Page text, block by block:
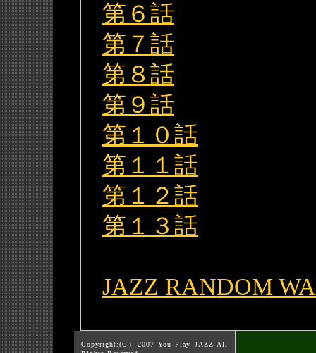
第６話
第７話
第８話
第９話
第１０話
第１１話
第１２話
第１３話
JAZZ RANDOM
Copyright:(C）2007 You Play JAZZ All